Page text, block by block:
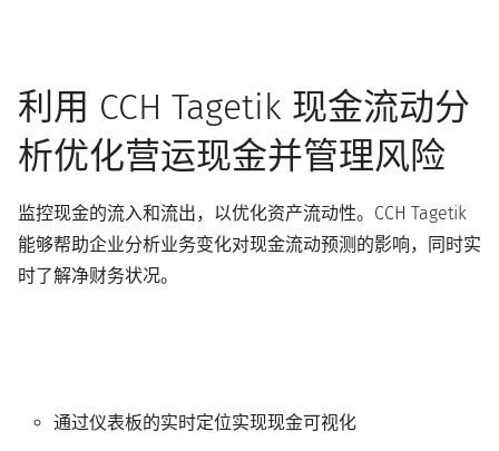
利用 CCH Tagetik 现金流动分
析优化营运现金并管理风险
监控现金的流入和流出，以优化资产流动性。CCH Tagetik
能够帮助企业分析业务变化对现金流动预测的影响，同时实
时了解净财务状况。
通过仪表板的实时定位实现现金可视化